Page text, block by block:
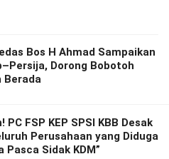
Bos H Ahmad Sampaikan
Dorong Bobotoh
Berada
FSP KEP SPSI KBB Desak
Perusahaan yang Diduga
Pasca Sidak KDM”